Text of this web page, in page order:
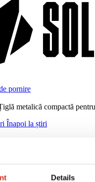
Details
pornire
metalică compactă
Înapoi la știri